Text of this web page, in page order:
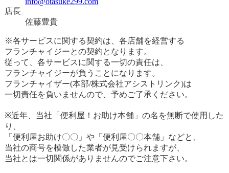
店長
佐藤豊貴
※各サービスに関する契約は、各店舗を経営する
フランチャイジーとの契約となります。
従って、各サービスに関する一切の責任は、
フランチャイジーが負うことになります。
フランチャイザー(本部/株式会社アシストリンク)は
一切責任を負いませんので、予めご了承ください。
※近年、当社「便利屋！お助け本舗」の名を無断で使用した
り、
「便利屋お助け〇〇」や「便利屋〇〇本舗」などと、
当社の商号を模倣した業者が見受けられますが、
当社とは一切関係がありませんのでご注意下さい。